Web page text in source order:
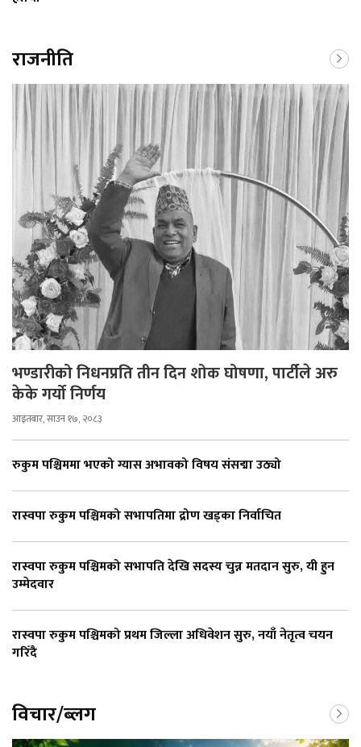
राजनीति
भण्डारीको निधनप्रति तीन दिन शोक घोषणा, पार्टीले अरु
केके गर्यो निर्णय
आइतबार, साउन १७, २०८३
रुकुम पश्चिममा भएको ग्यास अभावको विषय संसद्मा उठ्यो
रास्वपा रुकुम पश्चिमको सभापतिमा द्रोण खड्का निर्वाचित
रास्वपा रुकुम पश्चिमको सभापति देखि सदस्य चुन्न मतदान सुरु, यी हुन
उम्मेदवार
रास्वपा रुकुम पश्चिमको प्रथम जिल्ला अधिवेशन सुरु, नयाँ नेतृत्व चयन
गरिँदै
विचार/ब्लग